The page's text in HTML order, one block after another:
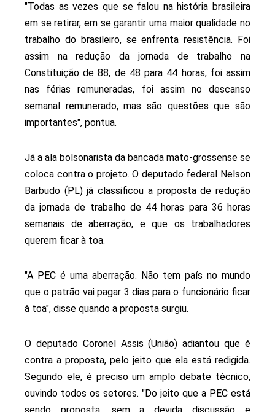
"Todas as vezes que se falou na história brasileira
em se retirar, em se garantir uma maior qualidade no
trabalho do brasileiro, se enfrenta resistência. Foi
assim na redução da jornada de trabalho na
Constituição de 88, de 48 para 44 horas, foi assim
nas férias remuneradas, foi assim no descanso
semanal remunerado, mas são questões que são
importantes", pontua.
Já a ala bolsonarista da bancada mato-grossense se
coloca contra o projeto. O deputado federal Nelson
Barbudo (PL) já classificou a proposta de redução
da jornada de trabalho de 44 horas para 36 horas
semanais de aberração, e que os trabalhadores
querem ficar à toa.
"A PEC é uma aberração. Não tem país no mundo
que o patrão vai pagar 3 dias para o funcionário ficar
à toa", disse quando a proposta surgiu.
O deputado Coronel Assis (União) adiantou que é
contra a proposta, pelo jeito que ela está redigida.
Segundo ele, é preciso um amplo debate técnico,
ouvindo todos os setores. "Do jeito que a PEC está